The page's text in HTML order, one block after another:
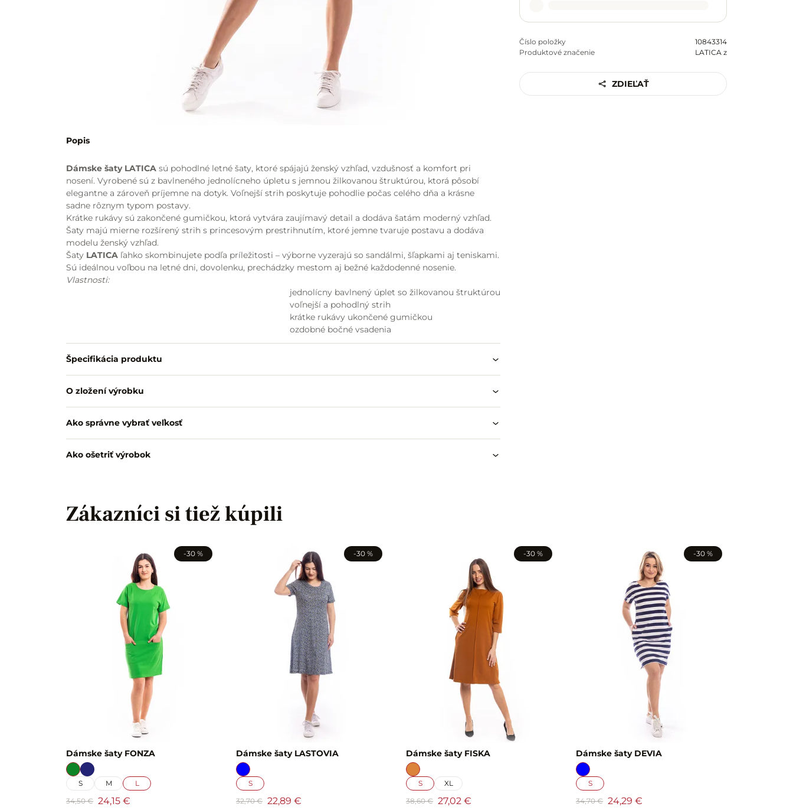
Popis
Dámske šaty LATICA sú pohodlné letné šaty, ktoré spájajú ženský vzhľad, vzdušnosť a komfort pri
nosení. Vyrobené sú z bavlneného jednolícneho úpletu s jemnou žilkovanou štruktúrou, ktorá pôsobí
elegantne a zároveň príjemne na dotyk. Voľnejší strih poskytuje pohodlie počas celého dňa a krásne
sadne rôznym typom postavy.
Krátke rukávy sú zakončené gumičkou, ktorá vytvára zaujímavý detail a dodáva šatám moderný vzhľad.
Šaty majú mierne rozšírený strih s princesovým prestrihnutím, ktoré jemne tvaruje postavu a dodáva
modelu ženský vzhľad.
Šaty LATICA ľahko skombinujete podľa príležitosti – výborne vyzerajú so sandálmi, šľapkami aj teniskami.
Sú ideálnou voľbou na letné dni, dovolenku, prechádzky mestom aj bežné každodenné nosenie.
Vlastnosti:
jednolícny bavlnený úplet so žilkovanou štruktúrou
voľnejší a pohodlný strih
krátke rukávy ukončené gumičkou
ozdobné bočné vsadenia
príjemný a vzdušný materiál
Špecifikácia produktu
O zložení výrobku
Ako správne vybrať veľkosť
Ako ošetriť výrobok
Číslo položky
10843314
Produktové značenie
LATICA z
ZDIEĽAŤ
Zákazníci si tiež kúpili
-30 %
Dámske šaty FONZA
S M
L
34,50 € 24,15 €
-30 %
Dámske šaty LASTOVIA
S
32,70 € 22,89 €
-30 %
Dámske šaty FISKA
S
XL
38,60 € 27,02 €
-30 %
Dámske šaty DEVIA
S
34,70 € 24,29 €